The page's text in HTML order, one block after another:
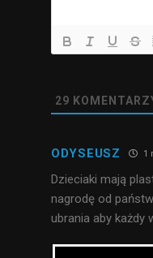
29
ODYSEUSZ 1
Dzieciaki mają
nagrodę od
ubrania aby każdy